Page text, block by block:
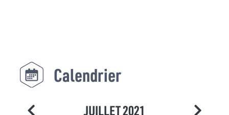
Calendrier
JUILLET 2021